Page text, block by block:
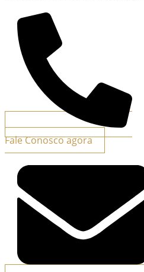
Fale Conosco agora